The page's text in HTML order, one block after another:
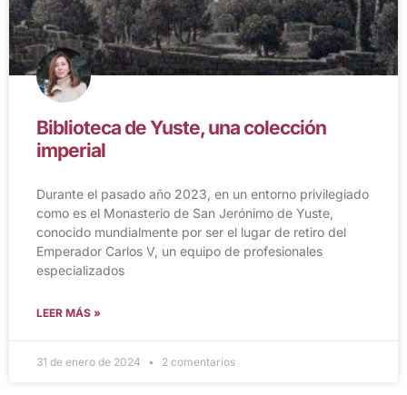
Biblioteca de Yuste, una colección
imperial
Durante el pasado año 2023, en un entorno privilegiado
como es el Monasterio de San Jerónimo de Yuste,
conocido mundialmente por ser el lugar de retiro del
Emperador Carlos V, un equipo de profesionales
especializados
LEER MÁS »
31 de enero de 2024 2 comentarios